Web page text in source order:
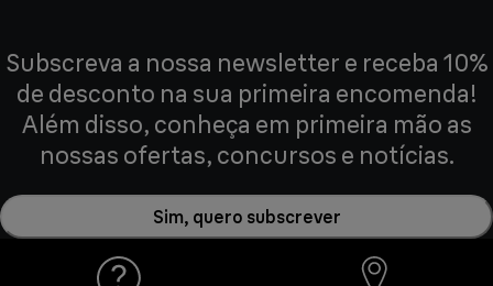
Subscreva a nossa newsletter e receba 10%
de desconto na sua primeira encomenda!
Além disso, conheça em primeira mão as
nossas ofertas, concursos e notícias.
Sim, quero subscrever